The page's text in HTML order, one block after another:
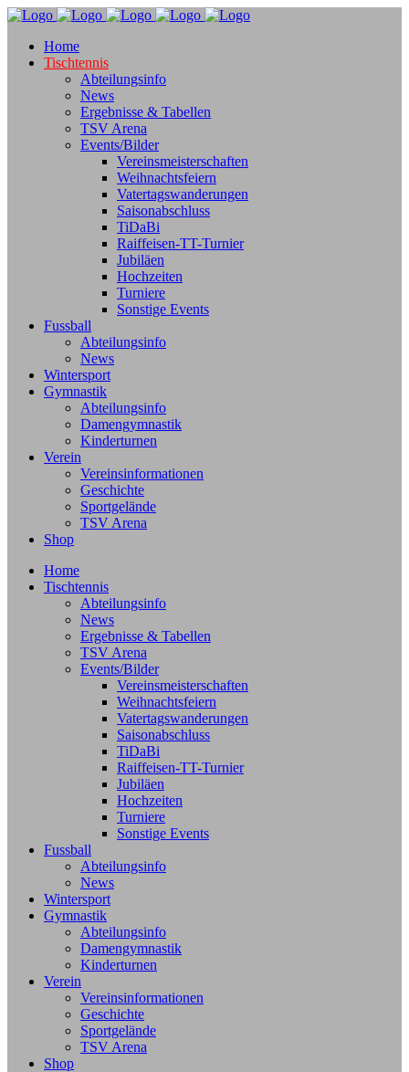
Home
Tischtennis
Abteilungsinfo
News
Ergebnisse & Tabellen
TSV Arena
Events/Bilder
Vereinsmeisterschaften
Weihnachtsfeiern
Vatertagswanderungen
Saisonabschluss
TiDaBi
Raiffeisen-TT-Turnier
Jubiläen
Hochzeiten
Turniere
Sonstige Events
Fussball
Abteilungsinfo
News
Wintersport
Gymnastik
Abteilungsinfo
Damengymnastik
Kinderturnen
Verein
Vereinsinformationen
Geschichte
Sportgelände
TSV Arena
Shop
Home
Tischtennis
Abteilungsinfo
News
Ergebnisse & Tabellen
TSV Arena
Events/Bilder
Vereinsmeisterschaften
Weihnachtsfeiern
Vatertagswanderungen
Saisonabschluss
TiDaBi
Raiffeisen-TT-Turnier
Jubiläen
Hochzeiten
Turniere
Sonstige Events
Fussball
Abteilungsinfo
News
Wintersport
Gymnastik
Abteilungsinfo
Damengymnastik
Kinderturnen
Verein
Vereinsinformationen
Geschichte
Sportgelände
TSV Arena
Shop